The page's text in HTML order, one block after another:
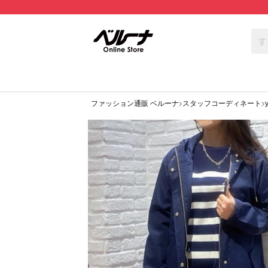
ファッション通販 ベルーナ スタッフコーディネート